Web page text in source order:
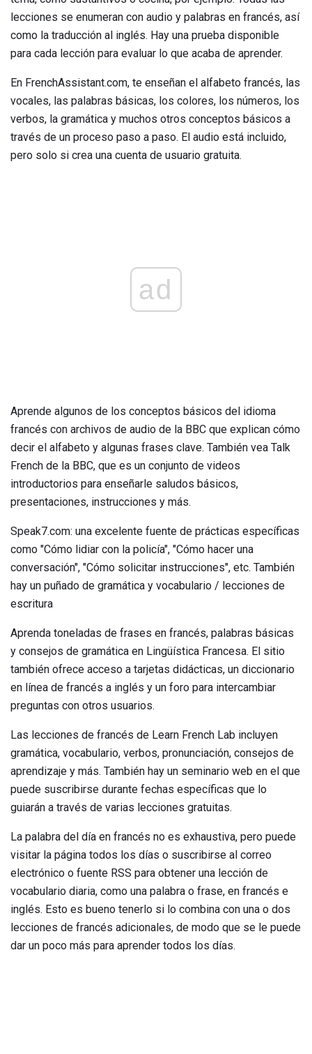
lecciones se enumeran con audio y palabras en francés, así
como la traducción al inglés. Hay una prueba disponible
para cada lección para evaluar lo que acaba de aprender.
En FrenchAssistant.com, te enseñan el alfabeto francés, las
vocales, las palabras básicas, los colores, los números, los
verbos, la gramática y muchos otros conceptos básicos a
través de un proceso paso a paso. El audio está incluido,
pero solo si crea una cuenta de usuario gratuita.
ad
Aprende algunos de los conceptos básicos del idioma
francés con archivos de audio de la BBC que explican cómo
decir el alfabeto y algunas frases clave. También vea Talk
French de la BBC, que es un conjunto de videos
introductorios para enseñarle saludos básicos,
presentaciones, instrucciones y más.
Speak7.com: una excelente fuente de prácticas específicas
como "Cómo lidiar con la policía", "Cómo hacer una
conversación", "Cómo solicitar instrucciones", etc. También
hay un puñado de gramática y vocabulario / lecciones de
escritura
Aprenda toneladas de frases en francés, palabras básicas
y consejos de gramática en Lingüística Francesa. El sitio
también ofrece acceso a tarjetas didácticas, un diccionario
en línea de francés a inglés y un foro para intercambiar
preguntas con otros usuarios.
Las lecciones de francés de Learn French Lab incluyen
gramática, vocabulario, verbos, pronunciación, consejos de
aprendizaje y más. También hay un seminario web en el que
puede suscribirse durante fechas específicas que lo
guiarán a través de varias lecciones gratuitas.
La palabra del día en francés no es exhaustiva, pero puede
visitar la página todos los días o suscribirse al correo
electrónico o fuente RSS para obtener una lección de
vocabulario diaria, como una palabra o frase, en francés e
inglés. Esto es bueno tenerlo si lo combina con una o dos
lecciones de francés adicionales, de modo que se le puede
dar un poco más para aprender todos los días.